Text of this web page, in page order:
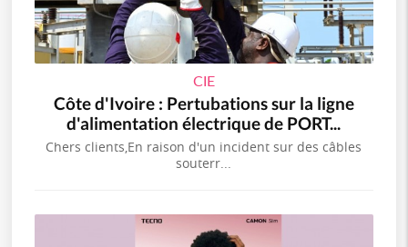
CIE
Côte d'Ivoire : Pertubations sur la ligne
d'alimentation électrique de PORT...
Chers clients,En raison d'un incident sur des câbles
souterr...